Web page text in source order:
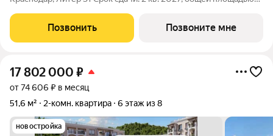
сочетающий в себе стильную архитектуру современного
города, и настоящий
Позвонить Позвоните мне
17 802 000 ₽
от 74 606 ₽ в месяц
51,6 м²
2-комн. квартира 6 этаж из 8
новостройка